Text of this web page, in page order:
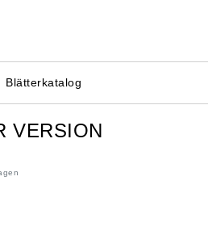
Blätterkatalog
VERSION